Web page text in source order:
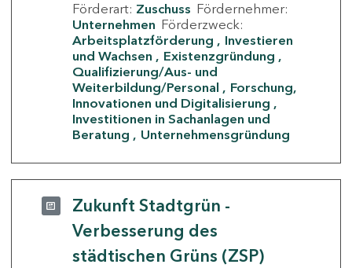
Förderart: Zuschuss Fördernehmer:
Unternehmen Förderzweck:
Arbeitsplatzförderung
Investieren
und Wachsen
Existenzgründung
Qualifizierung/Aus- und
Weiterbildung/Personal
Forschung,
Innovationen und Digitalisierung
Investitionen in Sachanlagen und
Beratung
Unternehmensgründung
Zukunft Stadtgrün -
Verbesserung des
städtischen Grüns (ZSP)